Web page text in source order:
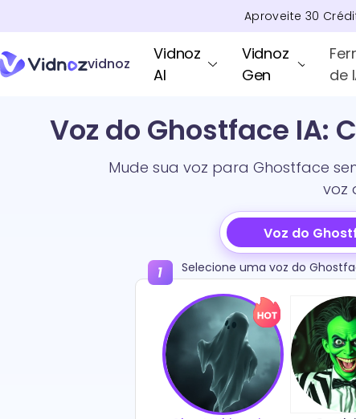
Aproveite 30
vidnoz
Vidnoz
AI
Vidnoz
Gen
de
Voz do Ghostface IA:
Mude sua voz para Ghostface
voz
Voz do
Selecione uma voz do